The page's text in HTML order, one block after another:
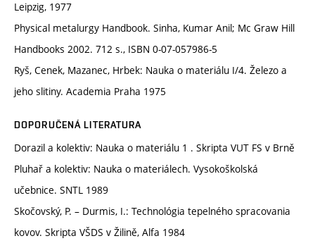
Leipzig, 1977
Physical metalurgy Handbook. Sinha, Kumar Anil; Mc Graw Hill
Handbooks 2002. 712 s., ISBN 0-07-057986-5
Ryš, Cenek, Mazanec, Hrbek: Nauka o materiálu I/4. Železo a
jeho slitiny. Academia Praha 1975
DOPORUČENÁ LITERATURA
Dorazil a kolektiv: Nauka o materiálu 1 . Skripta VUT FS v Brně
Pluhař a kolektiv: Nauka o materiálech. Vysokoškolská
učebnice. SNTL 1989
Skočovský, P. – Durmis, I.: Technológia tepelného spracovania
kovov. Skripta VŠDS v Žilině, Alfa 1984